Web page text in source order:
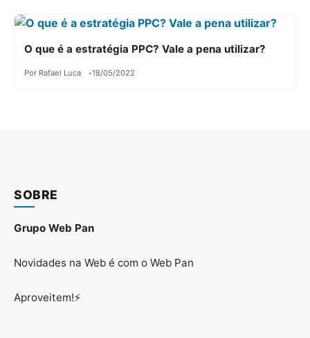
O que é a estratégia PPC? Vale a pena utilizar?
Por Rafael Luca 18/05/2022
SOBRE
Grupo Web Pan
Novidades na Web é com o Web Pan
Aproveitem!⚡